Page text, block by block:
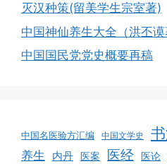
灭汉种策(留美学生宗室著)
中国神仙养生大全（洪丕谟
中国国民党党史概要再稿
中国名医验方汇编 中国文学史
养生 内丹 医案 医经 医论